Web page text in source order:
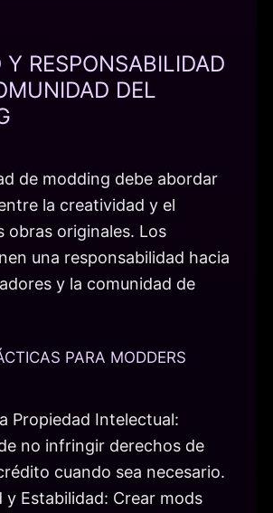
Y RESPONSABILIDAD
DEL
de modding debe abordar
la creatividad y el
obras originales. Los
una responsabilidad hacia
y la comunidad de
PARA MODDERS
Propiedad Intelectual:
no infringir derechos de
cuando sea necesario.
y Estabilidad: Crear mods